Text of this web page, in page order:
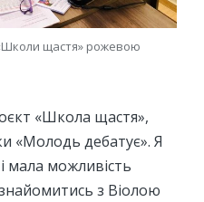
щастя» рожевою
«Школа щастя»,
«Молодь дебатує». Я
мала можливість
з Віолою